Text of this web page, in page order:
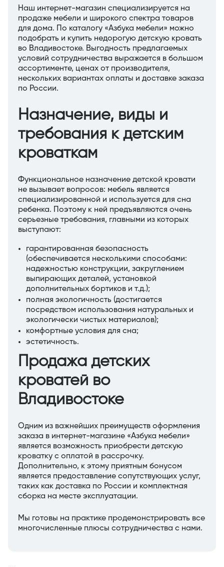
Наш интернет-магазин специализируется на
продаже мебели и широкого спектра товаров
для дома. По каталогу «Азбука мебели» можно
подобрать и купить недорогую детскую кровать
во Владивостоке. Выгодность предлагаемых
условий сотрудничества выражается в большом
ассортименте, ценах от производителя,
нескольких вариантах оплаты и доставке заказа
по России.
Назначение, виды и
требования к детским
кроваткам
Функциональное назначение детской кровати
не вызывает вопросов: мебель является
специализированной и используется для сна
ребенка. Поэтому к ней предъявляются очень
серьезные требования, главными из которых
выступают:
гарантированная безопасность
(обеспечивается несколькими способами:
надежностью конструкции, закруглением
выпирающих деталей, установкой
дополнительных бортиков и т.д.);
полная экологичность (достигается
посредством использования натуральных и
экологически чистых материалов);
комфортные условия для сна;
эстетичность.
Продажа детских
кроватей во
Владивостоке
Одним из важнейших преимуществ оформления
заказа в интернет-магазине «Азбука мебели»
является возможность приобрести детскую
кроватку с оплатой в рассрочку.
Дополнительно, к этому приятным бонусом
является предоставление сопутствующих услуг,
таких как доставка по России и комплектная
сборка на месте эксплуатации.
Мы готовы на практике продемонстрировать все
многочисленные плюсы сотрудничества с нами.